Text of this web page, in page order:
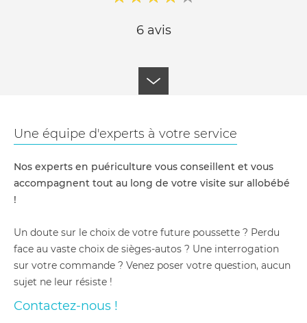
6 avis
Une équipe d'experts à votre service
Nos experts en puériculture vous conseillent et vous
accompagnent tout au long de votre visite sur allobébé
!
Un doute sur le choix de votre future poussette ? Perdu
face au vaste choix de sièges-autos ? Une interrogation
sur votre commande ? Venez poser votre question, aucun
sujet ne leur résiste !
Contactez-nous !